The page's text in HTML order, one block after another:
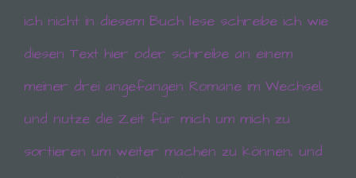
ich nicht in diesem Buch lese schreibe ich wie
diesen Text hier oder schreibe an einem
meiner drei angefangen Romane im Wechsel,
und nutze die Zeit für mich um mich zu
sortieren um weiter machen zu können, und
Schutzniveau für die von uns verarbeiteten
anonymen Daten der Server-Logfiles werden
angegebenen personenbezogenen Daten
Registrierung auf unserer Internetseite